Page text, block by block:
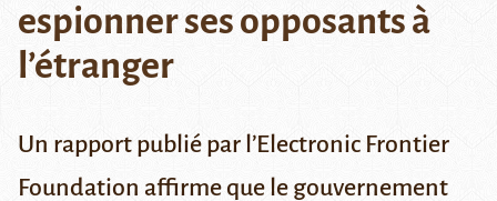
espionner ses opposants à
l’étranger
Un rapport publié par l’Electronic Frontier
Foundation affirme que le gouvernement